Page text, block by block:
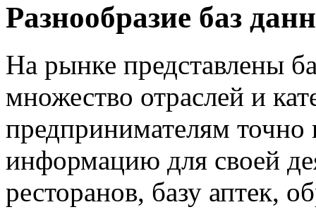
Разнообразие баз
На рынке представлены
множество отраслей и
предпринимателям
информацию для своей
ресторанов, базу аптек,